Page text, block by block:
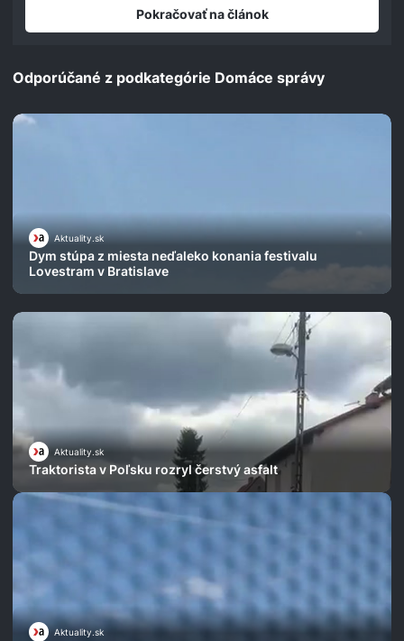
Pokračovať na článok
Odporúčané z podkategórie Domáce správy
Aktuality.sk
Dym stúpa z miesta neďaleko konania festivalu
Lovestram v Bratislave
Aktuality.sk
Traktorista v Poľsku rozryl čerstvý asfalt
Aktuality.sk